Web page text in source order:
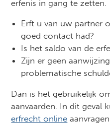
erfenis in gang te zetten.
Erft u van uw partner
goed contact had?
Is het saldo van de
Zijn er geen
problematische
Dan is het gebruikelijk
aanvaarden. In dit geval
erfrecht online